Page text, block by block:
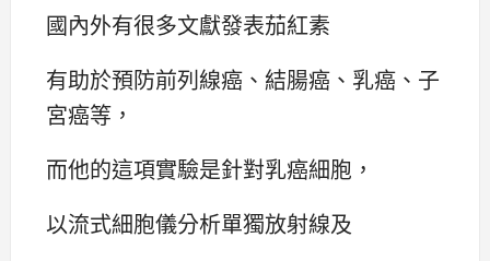
國內外有很多文獻發表茄紅素
有助於預防前列線癌、結腸癌、乳癌、子
宮癌等，
而他的這項實驗是針對乳癌細胞，
以流式細胞儀分析單獨放射線及